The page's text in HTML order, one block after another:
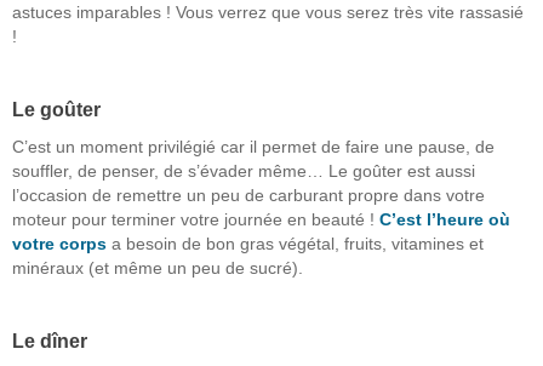
astuces imparables ! Vous verrez que vous serez très vite rassasié
!
Le goûter
C’est un moment privilégié car il permet de faire une pause, de
souffler, de penser, de s’évader même… Le goûter est aussi
l’occasion de remettre un peu de carburant propre dans votre
moteur pour terminer votre journée en beauté ! C’est l’heure où
votre corps a besoin de bon gras végétal, fruits, vitamines et
minéraux (et même un peu de sucré).
Le dîner